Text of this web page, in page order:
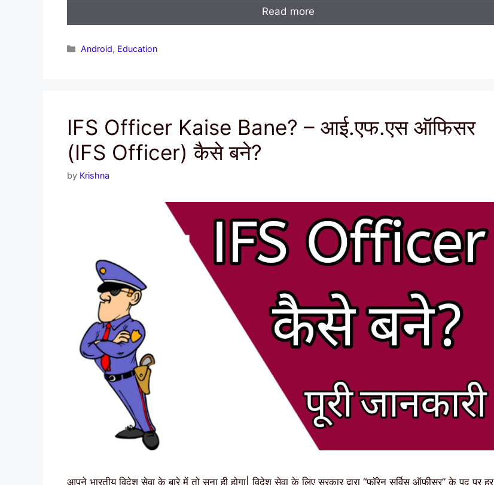
Read more
Categories
Android, Education
IFS Officer Kaise Bane? – आई.एफ.एस ऑफिसर
(IFS Officer) कैसे बने?
by Krishna
आपने भारतीय विदेश सेवा के बारे में तो सुना ही होगा| विदेश सेवा के लिए सरकार द्वारा “फॉरेन सर्विस ऑफीसर” के पद पर हर